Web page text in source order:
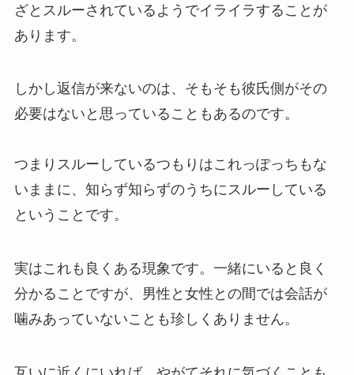
ざとスルーされているようでイライラすることが
あります。
しかし返信が来ないのは、そもそも彼氏側がその
必要はないと思っていることもあるのです。
つまりスルーしているつもりはこれっぽっちもな
いままに、知らず知らずのうちにスルーしている
ということです。
実はこれも良くある現象です。一緒にいると良く
分かることですが、男性と女性との間では会話が
噛みあっていないことも珍しくありません。